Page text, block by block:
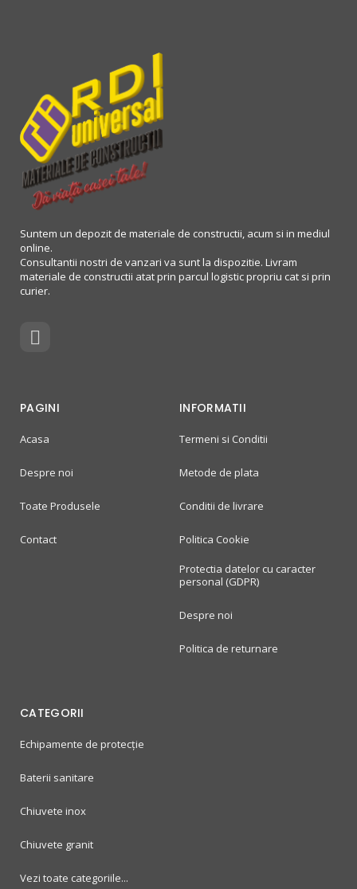
Suntem un depozit de materiale de constructii, acum si in mediul
online.
Consultantii nostri de vanzari va sunt la dispozitie. Livram
materiale de constructii atat prin parcul logistic propriu cat si prin
curier.
PAGINI
Acasa
Despre noi
Toate Produsele
Contact
INFORMATII
Termeni si Conditii
Metode de plata
Conditii de livrare
Politica Cookie
Protectia datelor cu caracter
personal (GDPR)
Despre noi
Politica de returnare
CATEGORII
Echipamente de protecție
Baterii sanitare
Chiuvete inox
Chiuvete granit
Vezi toate categoriile...